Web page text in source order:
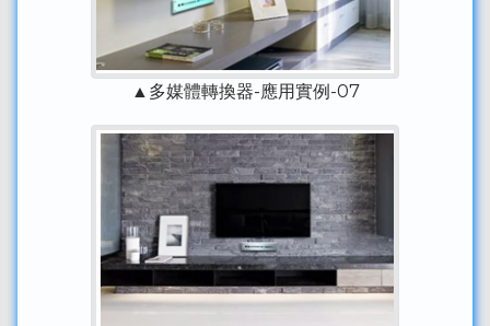
▲多媒體轉換器-應用實例-07